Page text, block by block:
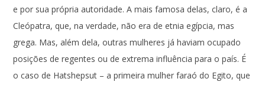
e por sua própria autoridade. A mais famosa delas, claro, é a
Cleópatra, que, na verdade, não era de etnia egípcia, mas
grega. Mas, além dela, outras mulheres já haviam ocupado
posições de regentes ou de extrema influência para o país. É
o caso de Hatshepsut – a primeira mulher faraó do Egito, que